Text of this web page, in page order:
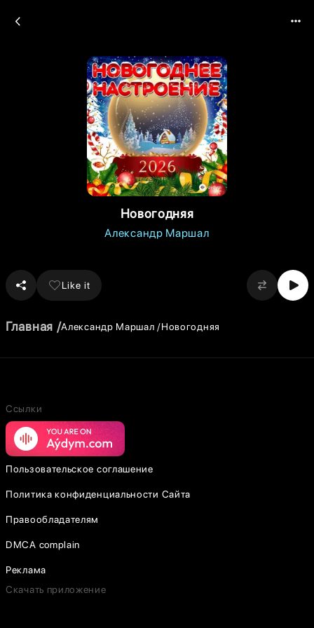
Новогодняя
Александр Маршал
Like it
Главная Александр Маршал Новогодняя
Ссылки
Пользовательское соглашение
Политика конфиденциальности Сайта
Правообладателям
DMCA complain
Реклама
Скачать приложение